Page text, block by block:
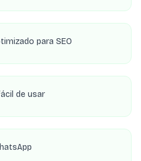
para SEO
de usar